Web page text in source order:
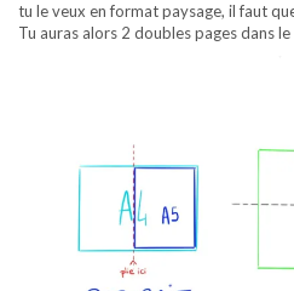
tu le veux en format paysage, il faut
Tu auras alors 2 doubles pages dans le